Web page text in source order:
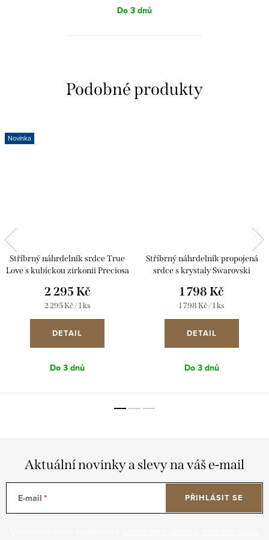
Do 3 dnů
Novinka
Stříbrný náhrdelník srdce True
Love s kubickou zirkonii Preciosa
2 295 Kč
Měrná
cena:
2 295 Kč / 1 ks
DETAIL
Do 3 dnů
Stříbrný náhrdelník propojená
srdce s krystaly Swarovski
1 798 Kč
Měrná
cena:
1 798 Kč / 1 ks
DETAIL
Do 3 dnů
Aktuální novinky a slevy na váš e-mail
E-mail PŘIHLÁSIT SE